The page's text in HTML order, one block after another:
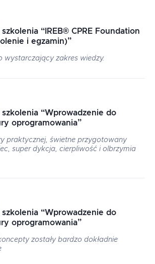
“ IREB® CPRE Foundation
i egzamin)”
wystarczający zakres wiedzy.
“Wprowadzenie do
oprogramowania”
praktycznej, świetne przygotowany
super dykcja, cierpliwość i olbrzymia
“Wprowadzenie do
oprogramowania”
zostały bardzo dokładnie